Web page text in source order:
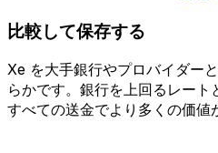
比較して保存する
Xe を大手銀行やプロバイダー
らかです。銀行を上回るレート
すべての送金でより多くの価値